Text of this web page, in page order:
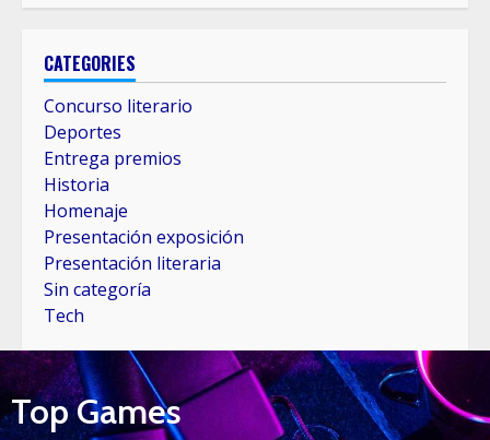
CATEGORIES
Concurso literario
Deportes
Entrega premios
Historia
Homenaje
Presentación exposición
Presentación literaria
Sin categoría
Tech
Top Games